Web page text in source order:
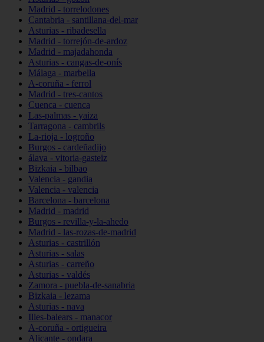
Madrid - torrelodones
Cantabria - santillana-del-mar
Asturias - ribadesella
Madrid - torrejón-de-ardoz
Madrid - majadahonda
Asturias - cangas-de-onís
Málaga - marbella
A-coruña - ferrol
Madrid - tres-cantos
Cuenca - cuenca
Las-palmas - yaiza
Tarragona - cambrils
La-rioja - logroño
Burgos - cardeñadijo
álava - vitoria-gasteiz
Bizkaia - bilbao
Valencia - gandia
Valencia - valencia
Barcelona - barcelona
Madrid - madrid
Burgos - revilla-y-la-ahedo
Madrid - las-rozas-de-madrid
Asturias - castrillón
Asturias - salas
Asturias - carreño
Asturias - valdés
Zamora - puebla-de-sanabria
Bizkaia - lezama
Asturias - nava
Illes-balears - manacor
A-coruña - ortigueira
Alicante - ondara